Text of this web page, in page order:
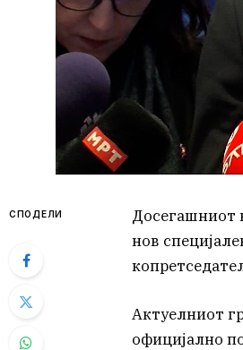
СПОДЕЛИ
Досегашниот
нов
Актуелниот
официјално